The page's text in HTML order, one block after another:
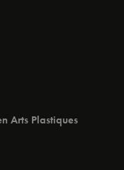
Arts Plastiques